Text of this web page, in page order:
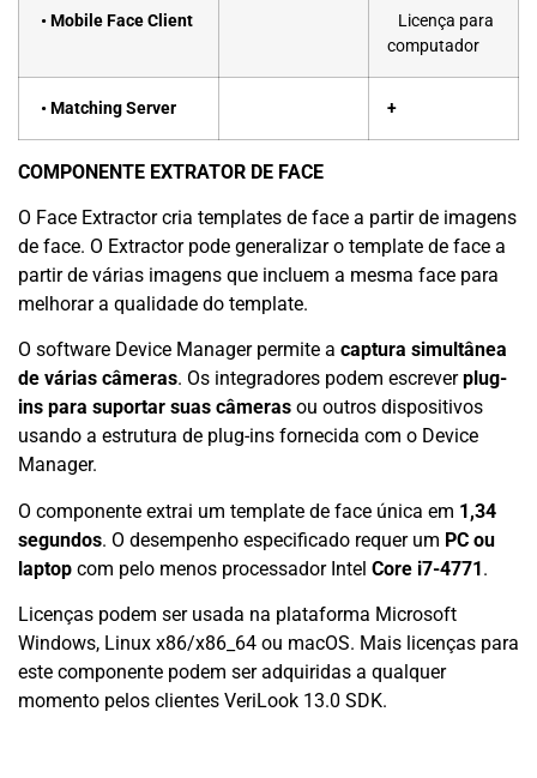
•Mobile Face Client
Licença para
computador
•Matching Server +
COMPONENTE EXTRATOR DE FACE
O Face Extractor cria templates de face a partir de imagens
de face. O Extractor pode generalizar o template de face a
partir de várias imagens que incluem a mesma face para
melhorar a qualidade do template.
O software Device Manager permite a captura simultânea
de várias câmeras. Os integradores podem escreverplug-
ins para suportar suas câmeras ou outros dispositivos
usando a estrutura de plug-ins fornecida com o Device
Manager.
O componente extrai um template de face única em 1,34
segundos. O desempenho especificado requer um PC ou
laptop com pelo menos processador Intel Core i7-4771.
Licenças podem ser usada na plataforma Microsoft
Windows, Linux x86/x86_64 ou macOS. Mais licenças para
este componente podem ser adquiridas a qualquer
momento pelos clientes VeriLook 13.0 SDK.